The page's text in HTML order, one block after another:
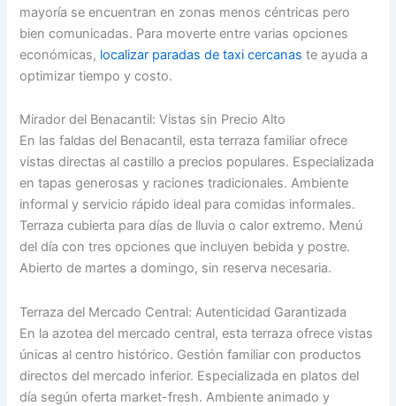
mayoría se encuentran en zonas menos céntricas pero
bien comunicadas. Para moverte entre varias opciones
económicas, localizar paradas de taxi cercanas te ayuda a
optimizar tiempo y costo.
Mirador del Benacantil: Vistas sin Precio Alto
En las faldas del Benacantil, esta terraza familiar ofrece
vistas directas al castillo a precios populares. Especializada
en tapas generosas y raciones tradicionales. Ambiente
informal y servicio rápido ideal para comidas informales.
Terraza cubierta para días de lluvia o calor extremo. Menú
del día con tres opciones que incluyen bebida y postre.
Abierto de martes a domingo, sin reserva necesaria.
Terraza del Mercado Central: Autenticidad Garantizada
En la azotea del mercado central, esta terraza ofrece vistas
únicas al centro histórico. Gestión familiar con productos
directos del mercado inferior. Especializada en platos del
día según oferta market-fresh. Ambiente animado y